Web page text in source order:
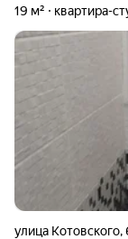
19 м² квартира-
улица Котовского,